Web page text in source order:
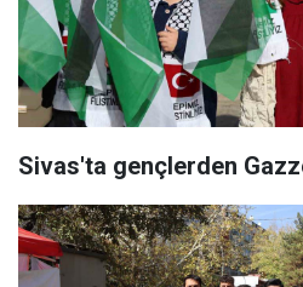
Sivas'ta gençlerden